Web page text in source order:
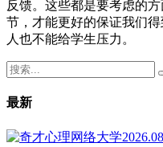
反馈。这些都是要考虑的
节，才能更好的保证我们
人也不能给学生压力。
最新